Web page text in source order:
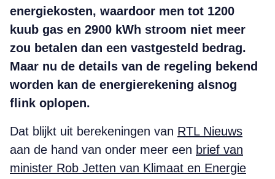
energiekosten, waardoor men tot 1200
kuub gas en 2900 kWh stroom niet meer
zou betalen dan een vastgesteld bedrag.
Maar nu de details van de regeling bekend
worden kan de energierekening alsnog
flink oplopen.
Dat blijkt uit berekeningen van RTL Nieuws
aan de hand van onder meer een brief van
minister Rob Jetten van Klimaat en Energie